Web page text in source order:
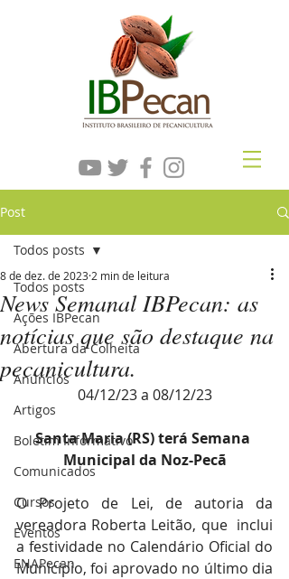
Post
Todos posts
Ações IBPecan
Abertura da Colheita
Anúncios
Artigos
Boletim Informativo
Comunicados
Cursos
Eventos
ENAPecan
Todos posts
News Semanal IBPecan: as
notícias que são destaque na
pecanicultura.
8 de dez. de 2023 2 min de leitura
04/12/23 a 08/12/23
Santa Maria (RS) terá Semana
Municipal da Noz-Pecã
O Projeto de Lei, de autoria da
vereadora Roberta Leitão, que  inclui
a festividade no Calendário Oficial do
Município, foi aprovado no último dia